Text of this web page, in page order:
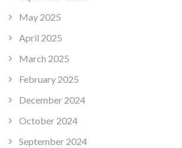
May 2025
April 2025
March 2025
February 2025
December 2024
October 2024
September 2024